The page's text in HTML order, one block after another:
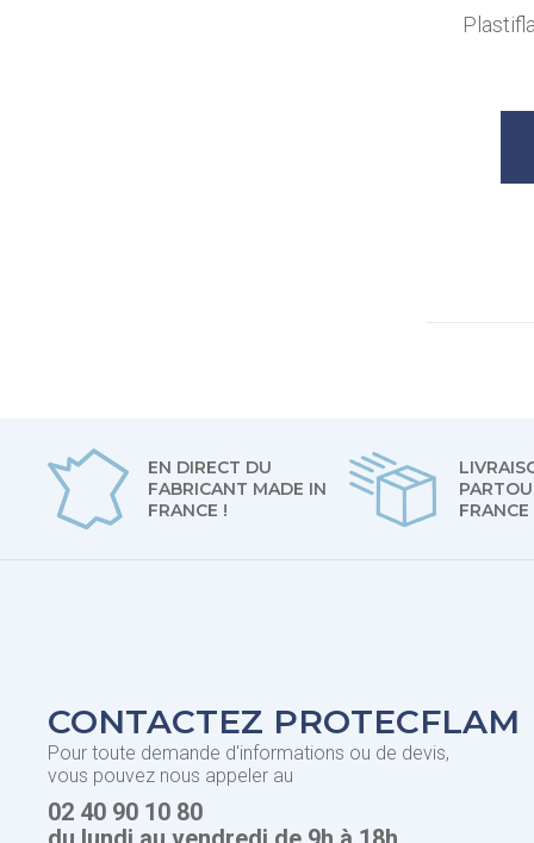
EN DIRECT DU
FABRICANT MADE IN
FRANCE !
FRANCE
CONTACTEZ PROTECFLAM
Pour toute demande d'informations ou de devis,
vous pouvez nous appeler au
02 40 90 10 80